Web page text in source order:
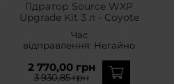
Гідратор Source WXP
Upgrade Kit 3 л - Coyote
Час
відправлення: Негайно
2 770,00 грн
3 930,85 грн